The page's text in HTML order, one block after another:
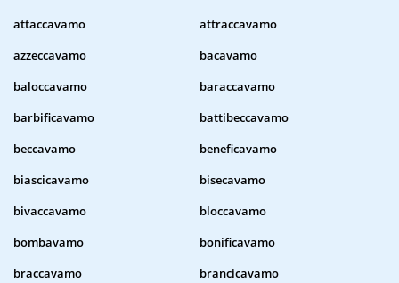
attaccavamo
attraccavamo
azzeccavamo
bacavamo
baloccavamo
baraccavamo
barbificavamo
battibeccavamo
beccavamo
beneficavamo
biascicavamo
bisecavamo
bivaccavamo
bloccavamo
bombavamo
bonificavamo
braccavamo
brancicavamo